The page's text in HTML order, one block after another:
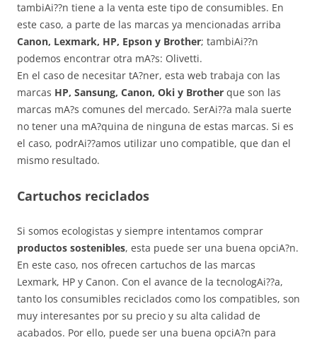
tambiAi??n tiene a la venta este tipo de consumibles. En
este caso, a parte de las marcas ya mencionadas arriba
Canon, Lexmark, HP, Epson y Brother; tambiAi??n
podemos encontrar otra mA?s: Olivetti.
En el caso de necesitar tA?ner, esta web trabaja con las
marcas HP, Sansung, Canon, Oki y Brother que son las
marcas mA?s comunes del mercado. SerAi??a mala suerte
no tener una mA?quina de ninguna de estas marcas. Si es
el caso, podrAi??amos utilizar uno compatible, que dan el
mismo resultado.
Cartuchos reciclados
Si somos ecologistas y siempre intentamos comprar
productos sostenibles, esta puede ser una buena opciA?n.
En este caso, nos ofrecen cartuchos de las marcas
Lexmark, HP y Canon. Con el avance de la tecnologAi??a,
tanto los consumibles reciclados como los compatibles, son
muy interesantes por su precio y su alta calidad de
acabados. Por ello, puede ser una buena opciA?n para